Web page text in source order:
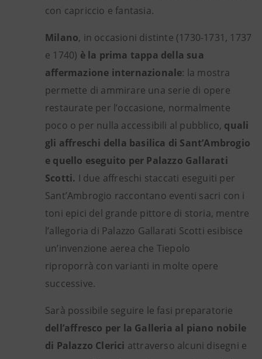
con capriccio e fantasia.
Milano, in occasioni distinte (1730-1731, 1737
e 1740) è la prima tappa della sua
affermazione internazionale: la mostra
permette di ammirare una serie di opere
restaurate per l’occasione, normalmente
poco o per nulla accessibili al pubblico, quali
gli affreschi della basilica di Sant’Ambrogio
e quello eseguito per Palazzo Gallarati
Scotti. I due affreschi staccati eseguiti per
Sant’Ambrogio raccontano eventi sacri con i
toni epici del grande pittore di storia, mentre
l’allegoria di Palazzo Gallarati Scotti esibisce
un’invenzione aerea che Tiepolo
riproporrà con varianti in molte opere
successive.
Sarà possibile seguire le fasi preparatorie
dell’affresco per la Galleria al piano nobile
di Palazzo Clerici attraverso alcuni disegni e